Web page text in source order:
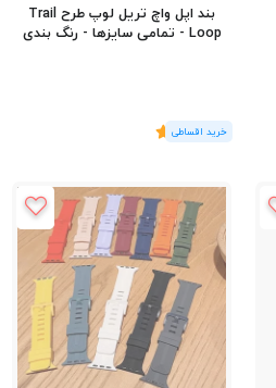
بند اپل واچ تریل لوپ طرح Trail
Loop - تمامی سایزها - رنگ بندی
(1رای)
5